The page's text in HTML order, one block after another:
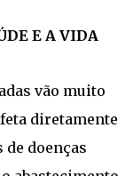
E A VIDA
vão muito
diretamente
de doenças